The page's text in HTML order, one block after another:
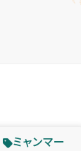
ミャンマー